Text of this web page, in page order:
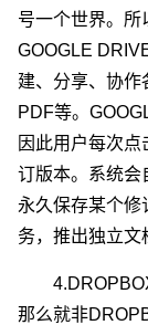
号一个世界。所
GOOGLE
建、分享、协作
PDF等。
因此用户每次点
订版本。系统会
永久保存某个修
务，推出独立文
那么就非